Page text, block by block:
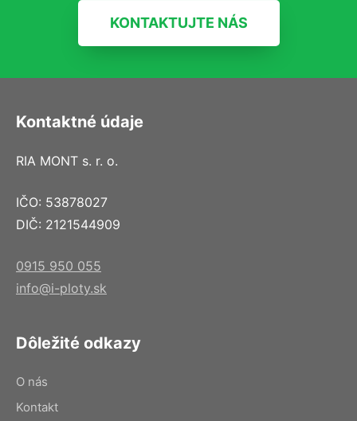
KONTAKTUJTE NÁS
Kontaktné údaje
RIA MONT s. r. o.
IČO: 53878027
DIČ: 2121544909
0915 950 055
info@i-ploty.sk
Dôležité odkazy
O nás
Kontakt